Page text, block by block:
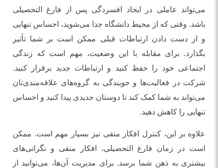
می‌تواند عاملی در ایجاد افسردگی پس از فارغ التحصیلی
باشد. وقتی که از محیط دانشگاه جدا می‌شوید، احساس تنهایی
و از دست دادن ارتباطات قبلی ممکن است بر شما تأثیر
بگذارد. برای مقابله با این وضعیت، مهم است که زندگی
اجتماعی خود را حفظ کنید و ارتباطات جدید برقرار کنید.
شرکت در فعالیت‌ها و جویندگی به گروه‌های علاقه‌مندی‌تان
می‌تواند به شما کمک کند تا دوستان جدیدی پیدا کنید و احساس
تنهایی را کاهش دهید.
علاوه بر این، کنترل افکار منفی نیز بسیار مهم است. ممکن
است در زمان فارغ التحصیلی، افکار منفی و نگرانی‌های
بیشتری به ذهن شما برسد. برای مدیریت آن‌ها، می‌توانید از